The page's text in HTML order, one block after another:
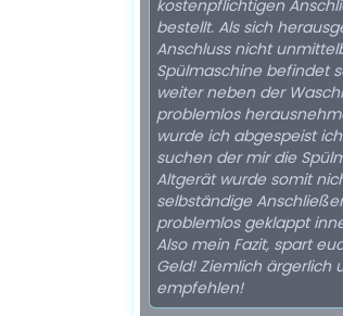
kostenpflichtigen
bestellt. Als sich
Anschluss nicht
Spülmaschine befindet
weiter neben der
problemlos
wurde ich abgespeist
suchen der mir die
Altgerät wurde somit
selbständige
problemlos geklappt
Also mein Fazit, spart
Geld! Ziemlich ärgerlich
empfehlen!